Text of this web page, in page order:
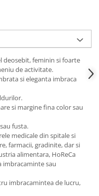
deosebit, feminin si foarte
de activitate.
si eleganta imbraca
si margine fina color sau
fusta.
medicale din spitale si
farmacii, gradinite, dar si
alimentara, HoReCa
imbracaminte sau
imbracamintea de lucru,